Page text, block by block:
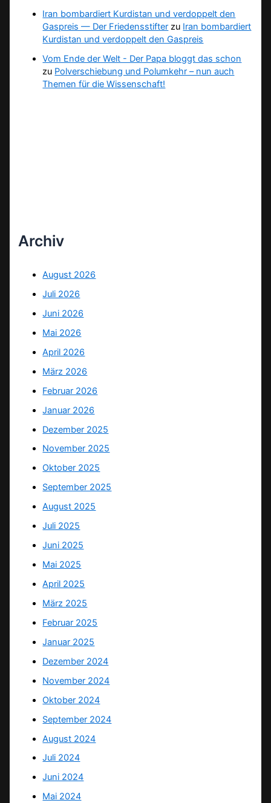
Iran bombardiert Kurdistan und verdoppelt den
Gaspreis — Der Friedensstifter zu Iran bombardiert
Kurdistan und verdoppelt den Gaspreis
Vom Ende der Welt - Der Papa bloggt das schon
zu Polverschiebung und Polumkehr – nun auch
Themen für die Wissenschaft!
Archiv
August 2026
Juli 2026
Juni 2026
Mai 2026
April 2026
März 2026
Februar 2026
Januar 2026
Dezember 2025
November 2025
Oktober 2025
September 2025
August 2025
Juli 2025
Juni 2025
Mai 2025
April 2025
März 2025
Februar 2025
Januar 2025
Dezember 2024
November 2024
Oktober 2024
September 2024
August 2024
Juli 2024
Juni 2024
Mai 2024